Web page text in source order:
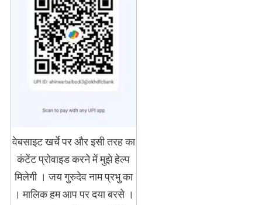
वेबसाइट खर्चे पर और इसी तरह का
कंटेंट प्रोवाइड करने में मुझे हेल्प
मिलेगी । जय गुरुदेव नाम प्रभु का
। मालिक हम आप पर दया बरसे ।